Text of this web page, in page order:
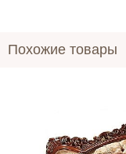
Похожие товары